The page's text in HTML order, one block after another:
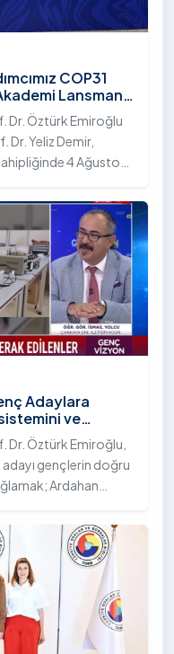
COP31
Lansmanı
Dr. Öztürk Emiroğlu
Dr. Yeliz Demir,
4 Ağustos
programına
Adaylara
ve
Dr. Öztürk Emiroğlu,
gençlerin doğru
Ardahan
üzere Ülke TV
programına